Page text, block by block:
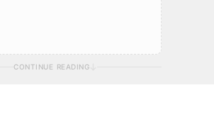
CONTINUE READING